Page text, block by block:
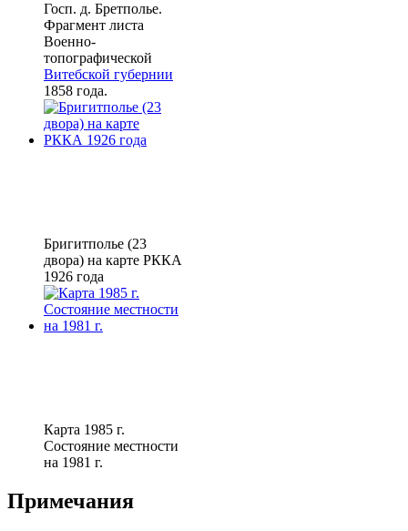
Госп. д. Бретполье.
Фрагмент листа
Военно-
топографической
Витебской губернии
1858 года.
Бригитполье (23
двора) на карте РККА
1926 года
Карта 1985 г.
Состояние местности
на 1981 г.
Примечания